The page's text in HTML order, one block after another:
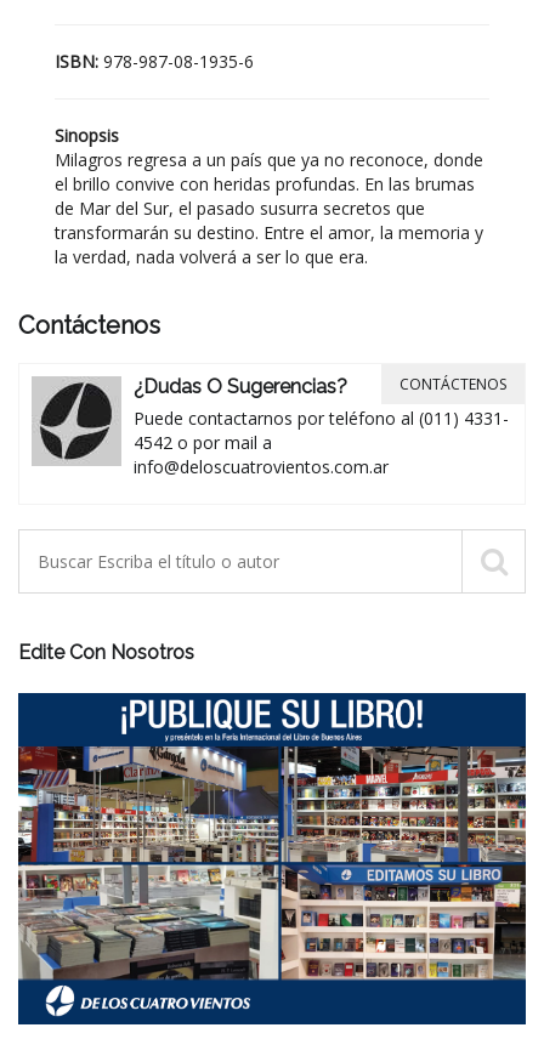
ISBN: 978-987-08-1935-6
Sinopsis
Milagros regresa a un país que ya no reconoce, donde
el brillo convive con heridas profundas. En las brumas
de Mar del Sur, el pasado susurra secretos que
transformarán su destino. Entre el amor, la memoria y
la verdad, nada volverá a ser lo que era.
Contáctenos
¿Dudas O Sugerencias?
Puede contactarnos por teléfono al (011) 4331-
4542 o por mail a
info@deloscuatrovientos.com.ar
CONTÁCTENOS
Edite Con Nosotros